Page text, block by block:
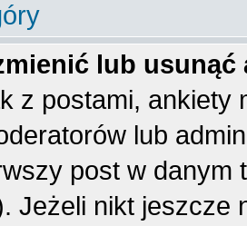
lub usunąć
z postami,
lub
post w
Jeżeli nikt jeszcze